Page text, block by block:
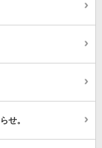
せ。